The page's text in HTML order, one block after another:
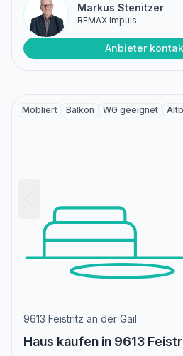
Markus Stenitzer
REMAX Impuls
Anbieter
Möbliert Balkon WG geeignet
9613 Feistritz an der Gail
Haus kaufen in 9613